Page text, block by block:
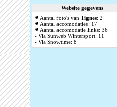
Website gegevens
Aantal foto's van Tignes: 2
Aantal accomodaties: 17
Aantal accomodatie links: 36
- Via Sunweb Wintersport: 11
- Via Snowtime: 8